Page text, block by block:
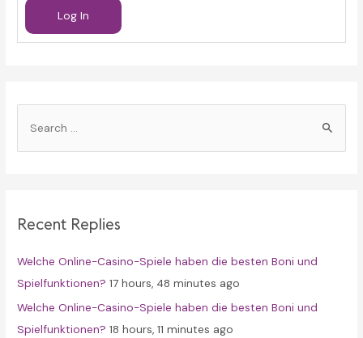
Log In
h
o
r
:
Recent Replies
Welche Online-Casino-Spiele haben die besten Boni und
Spielfunktionen? 17 hours, 48 minutes ago
Welche Online-Casino-Spiele haben die besten Boni und
Spielfunktionen? 18 hours, 11 minutes ago